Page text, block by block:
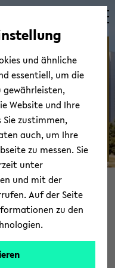
AG Hof­ma­no­va
© Uni­ver­si­tät Bie­le­feld
Hof­ma­
und ähnliche
essentiell, um die
Website und Ihre
Sie zustimmen,
auch, um Ihre
zu messen. Sie
unter
und mit der
Auf der Seite
zu den